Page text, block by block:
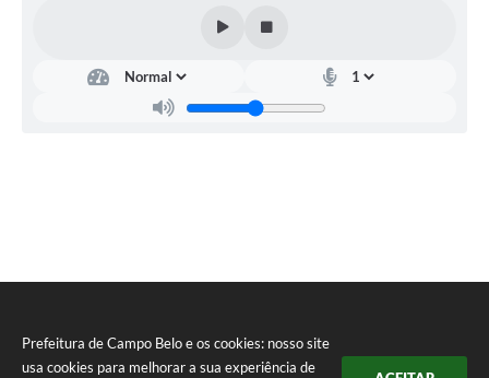
Prefeitura de Campo Belo e os cookies: nosso site
usa cookies para melhorar a sua experiência de